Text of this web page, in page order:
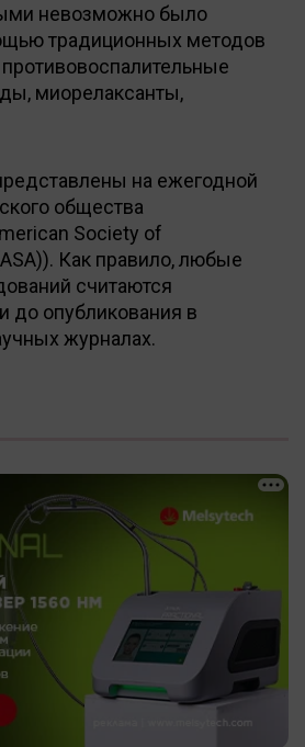
невозможно было
традиционных методов
противовоспалительные
миорелаксанты,
на ежегодной
общества
Society of
Как правило, любые
считаются
до опубликования в
журналах.